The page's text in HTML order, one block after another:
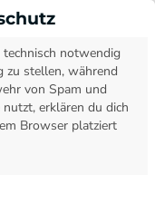
notwendig
zu stellen, während
von Spam und
erklären du dich
Browser platziert